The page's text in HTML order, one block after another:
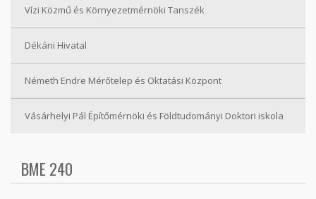
Vízi Közmű és Környezetmérnöki Tanszék
Dékáni Hivatal
Németh Endre Mérőtelep és Oktatási Központ
Vásárhelyi Pál Építőmérnöki és Földtudományi Doktori iskola
BME 240